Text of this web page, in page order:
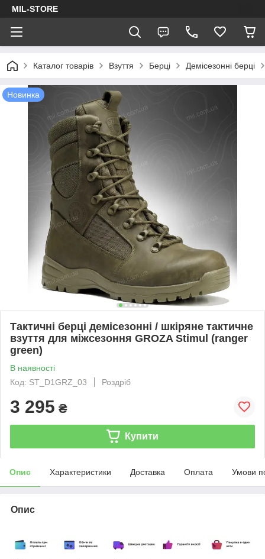
MIL-STORE
Каталог товарів Взуття Берці Демісезонні берці
Новинка
Тактичні берці демісезонні / шкіряне тактичне
взуття для міжсезоння GROZA Stimul (ranger
green)
В наявності
Код: ST_D1GRZ_03
Роздріб
3 295 ₴
Купити
Опис Характеристики Доставка Оплата Умови
Опис